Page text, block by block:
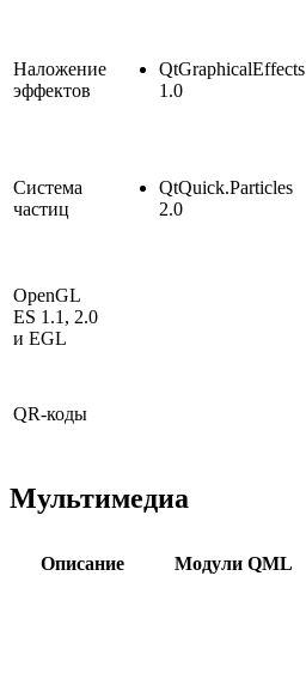
Наложение
эффектов
QtGraphicalEffects
1.0
Система
частиц
QtQuick.Particles
2.0
OpenGL
ES 1.1, 2.0
и EGL
QR-коды
Мультимедиа
Описание Модули QML